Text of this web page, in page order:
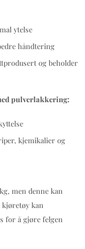
ytelse
håndtering
og beholder
pulverlakkering:
kjemikalier og
men denne kan
kjøretøy kan
for å gjøre felgen